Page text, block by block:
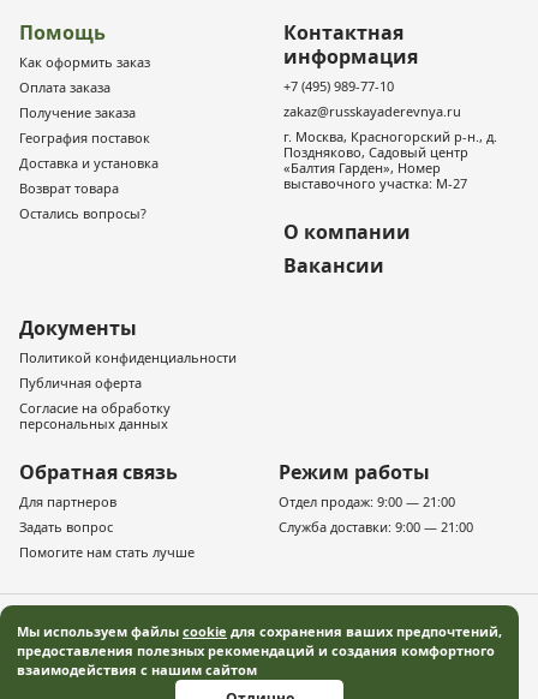
Помощь
Как оформить заказ
Оплата заказа
Получение заказа
География поставок
Доставка и установка
Возврат товара
Остались вопросы?
Контактная
информация
+7 (495) 989-77-10
zakaz@russkayaderevnya.ru
г. Москва, Красногорский р-н., д.
Поздняково, Садовый центр
«Балтия Гарден», Номер
выставочного участка: М-27
О компании
Вакансии
Документы
Политикой конфиденциальности
Публичная оферта
Согласие на обработку
персональных данных
Обратная связь
Для партнеров
Задать вопрос
Помогите нам стать лучше
Режим работы
Отдел продаж: 9:00 — 21:00
Служба доставки: 9:00 — 21:00
© 2019–2026 «Русская деревня» — Московская область Все права защищены
Мы используем файлы cookie для сохранения ваших предпочтений,
предоставления полезных рекомендаций и создания комфортного
взаимодействия с нашим сайтом